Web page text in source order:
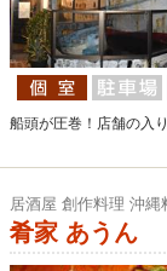
船頭が圧巻！店舗の入
居酒屋 創作料理 沖縄
肴家 あうん